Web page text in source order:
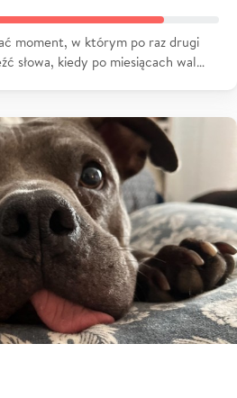
moment, w którym po raz drugi
słowa, kiedy po miesiącach wal…